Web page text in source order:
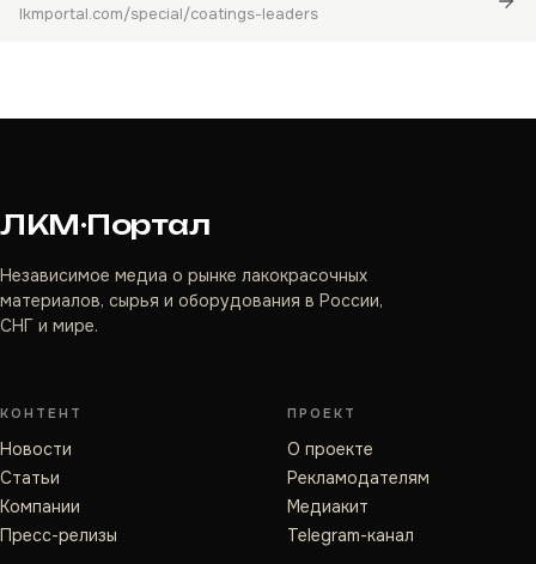
lkmportal.com/special/coatings-leaders
ЛКМ·Портал
Независимое медиа о рынке лакокрасочных
материалов, сырья и оборудования в России,
СНГ и мире.
КОНТЕНТ
Новости
Статьи
Компании
Пресс-релизы
ПРОЕКТ
О проекте
Рекламодателям
Медиакит
Telegram-канал